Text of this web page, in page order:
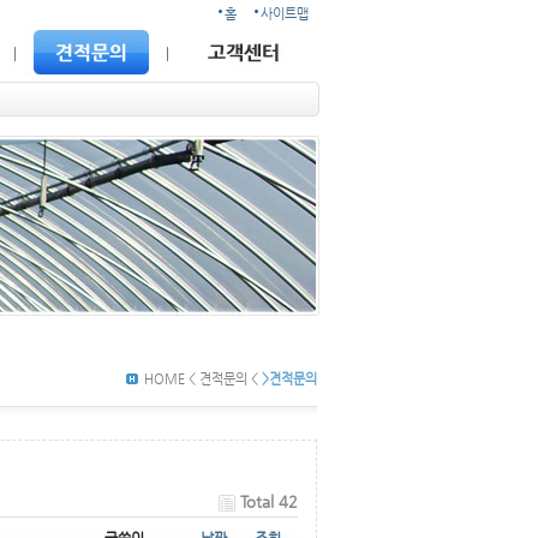
홈 사이트맵
HOME < 견적문의 < >견적문의
Total 42